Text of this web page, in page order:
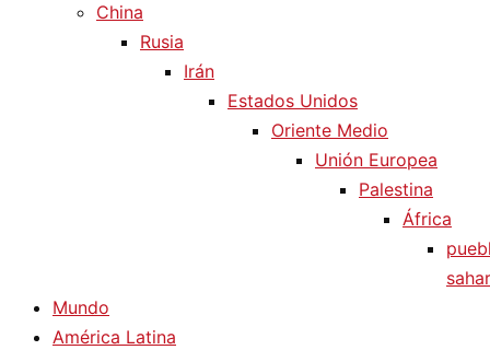
China
Rusia
Irán
Estados Unidos
Oriente Medio
Unión Europea
Palestina
África
Mundo
América Latina